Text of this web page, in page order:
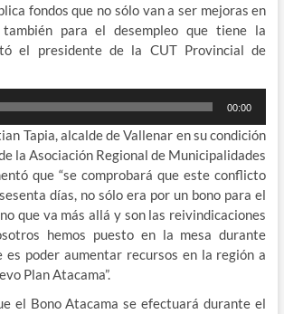
fondos que no sólo van a ser mejoras en
para el desempleo que tiene la
el presidente de la CUT Provincial de
00:00
Tapia, alcalde de Vallenar en su condición
la Asociación Regional de Municipalidades
que “se comprobará que este conflicto
días, no sólo era por un bono para el
que va más allá y son las reivindicaciones
hemos puesto en la mesa durante
es poder aumentar recursos en la región a
Plan Atacama”.
el Bono Atacama se efectuará durante el